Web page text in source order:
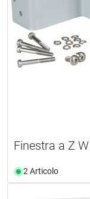
Finestra a Z
2 Articolo